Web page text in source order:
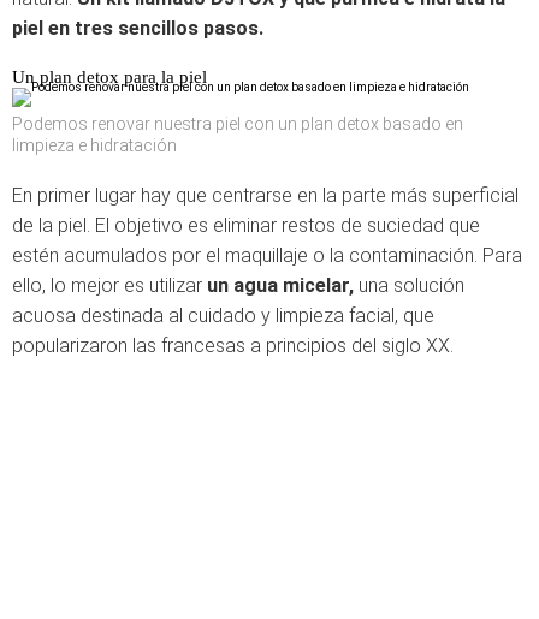
piel en tres sencillos pasos.
Un plan detox para la piel
Podemos renovar nuestra piel con un plan detox basado en
limpieza e hidratación
En primer lugar hay que centrarse en la parte más superficial
de la piel. El objetivo es eliminar restos de suciedad que
estén acumulados por el maquillaje o la contaminación. Para
ello, lo mejor es utilizar un agua micelar, una solución
acuosa destinada al cuidado y limpieza facial, que
popularizaron las francesas a principios del siglo XX.